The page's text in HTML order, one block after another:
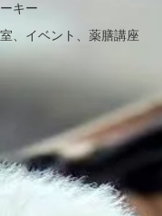
キー
、イベント、薬膳講座